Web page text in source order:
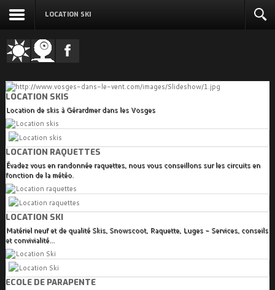
LOCATION SKI
LOCATION SKIS
Location de skis à Gérardmer dans les Vosges
LOCATION RAQUETTES
Évadez vous en randonnée raquettes, nous vous conseillons sur les circuits en
fonction de la météo.
LOCATION SKI
Matériel neuf et de qualité Skis, Snowscoot, Raquette, Luges - Services, conseils
et convivialité...
ECOLE DE PARAPENTE